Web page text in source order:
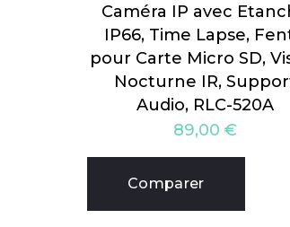
Caméra IP avec
IP66, Time Lapse,
pour Carte Micro SD,
Nocturne IR,
Audio, RLC-520A
89,00 €
Comparer